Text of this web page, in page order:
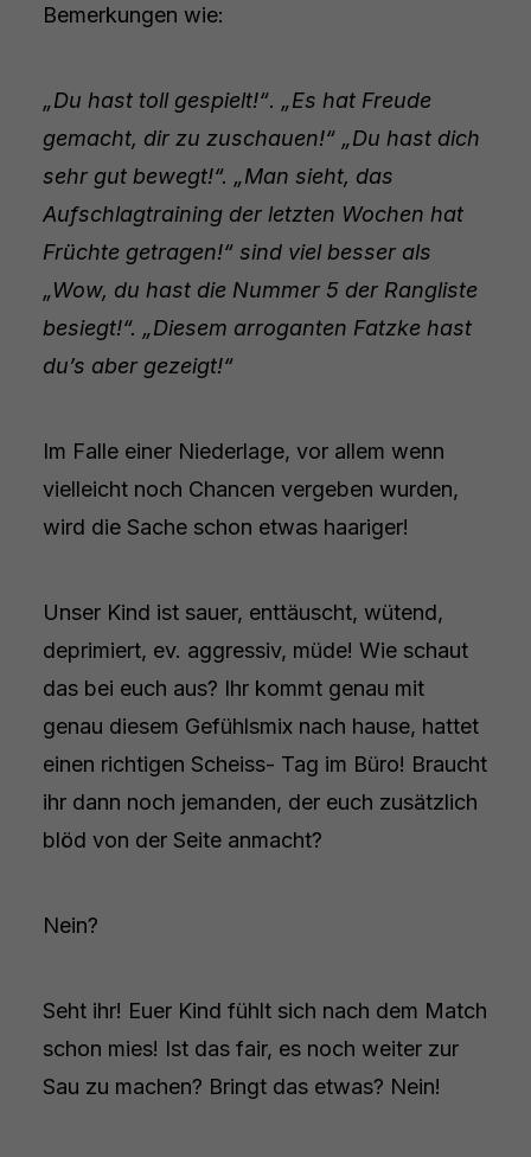
Bemerkungen wie:
„Du hast toll gespielt!“. „Es hat Freude
gemacht, dir zu zuschauen!“ „Du hast dich
sehr gut bewegt!“. „Man sieht, das
Aufschlagtraining der letzten Wochen hat
Früchte getragen!“ sind viel besser als
„Wow, du hast die Nummer 5 der Rangliste
besiegt!“. „Diesem arroganten Fatzke hast
du’s aber gezeigt!“
Im Falle einer Niederlage, vor allem wenn
vielleicht noch Chancen vergeben wurden,
wird die Sache schon etwas haariger!
Unser Kind ist sauer, enttäuscht, wütend,
deprimiert, ev. aggressiv, müde! Wie schaut
das bei euch aus? Ihr kommt genau mit
genau diesem Gefühlsmix nach hause, hattet
einen richtigen Scheiss- Tag im Büro! Braucht
ihr dann noch jemanden, der euch zusätzlich
blöd von der Seite anmacht?
Nein?
Seht ihr! Euer Kind fühlt sich nach dem Match
schon mies! Ist das fair, es noch weiter zur
Sau zu machen? Bringt das etwas? Nein!